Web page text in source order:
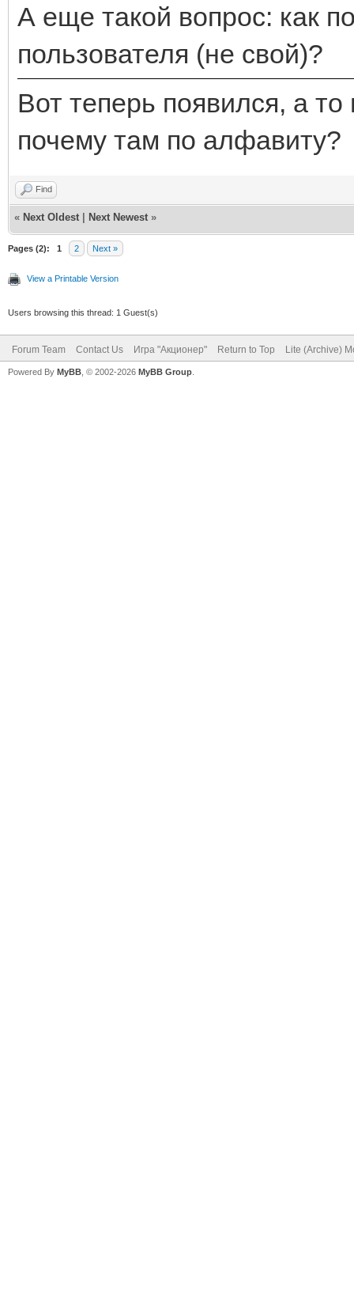
А еще такой вопрос: как
пользователя (не свой)?
Вот теперь появился, а
почему там по алфавиту?
Find
« Next Oldest Next Newest »
Pages (2): 1 2 Next »
View a Printable Version
Users browsing this thread: 1 Guest(s)
Forum Team Contact Us Игра "Акционер" Return to Top Lite (Archive)
Powered By MyBB , © 2002-2026 MyBB Group